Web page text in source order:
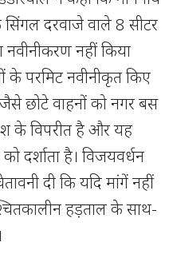
सिंगल दरवाजे वाले 8 सीटर
नवीनीकरण नहीं किया
के परमिट नवीनीकृत किए
छोटे वाहनों को नगर बस
के विपरीत है और यह
दर्शाता है। विजयवर्धन
दी कि यदि मांगें नहीं
हड़ताल के साथ-